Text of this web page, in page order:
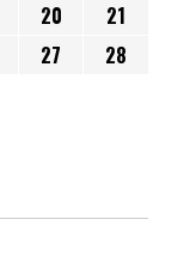
20
21
27
28